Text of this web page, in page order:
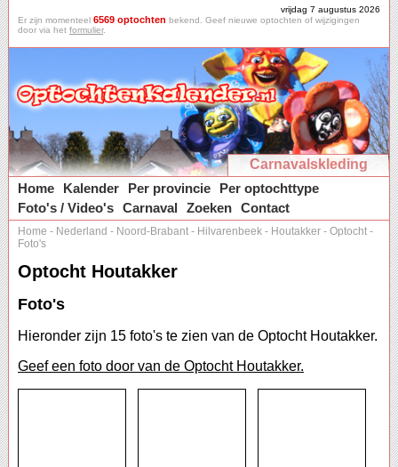
vrijdag 7 augustus 2026
Er zijn momenteel 6569 optochten bekend. Geef nieuwe optochten of wijzigingen
door via het formulier.
Carnavalskleding
Home
Kalender Per provincie
Per optochttype
Foto's / Video's Carnaval Zoeken Contact
Home - Nederland - Noord-Brabant - Hilvarenbeek - Houtakker - Optocht -
Foto's
Optocht Houtakker
Foto's
Hieronder zijn 15 foto's te zien van de Optocht Houtakker.
Geef een foto door van de Optocht Houtakker.